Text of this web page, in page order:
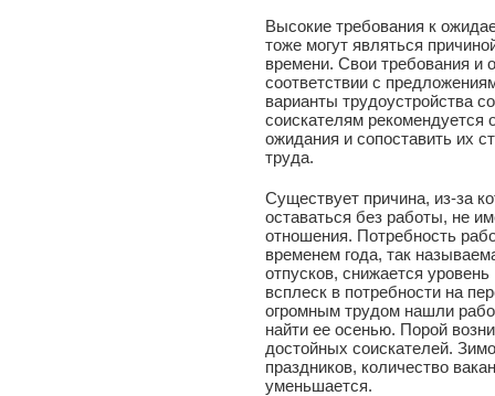
Высокие требования к
тоже могут являться
времени. Свои требования и
соответствии с
варианты трудоустройства
соискателям
ожидания и сопоставить их
труда.
Существует причина, из-за
оставаться без работы, не
отношения. Потребность
временем года, так
отпусков, снижается
всплеск в потребности на
огромным трудом нашли
найти ее осенью. Порой
достойных соискателей.
праздников, количество
уменьшается.